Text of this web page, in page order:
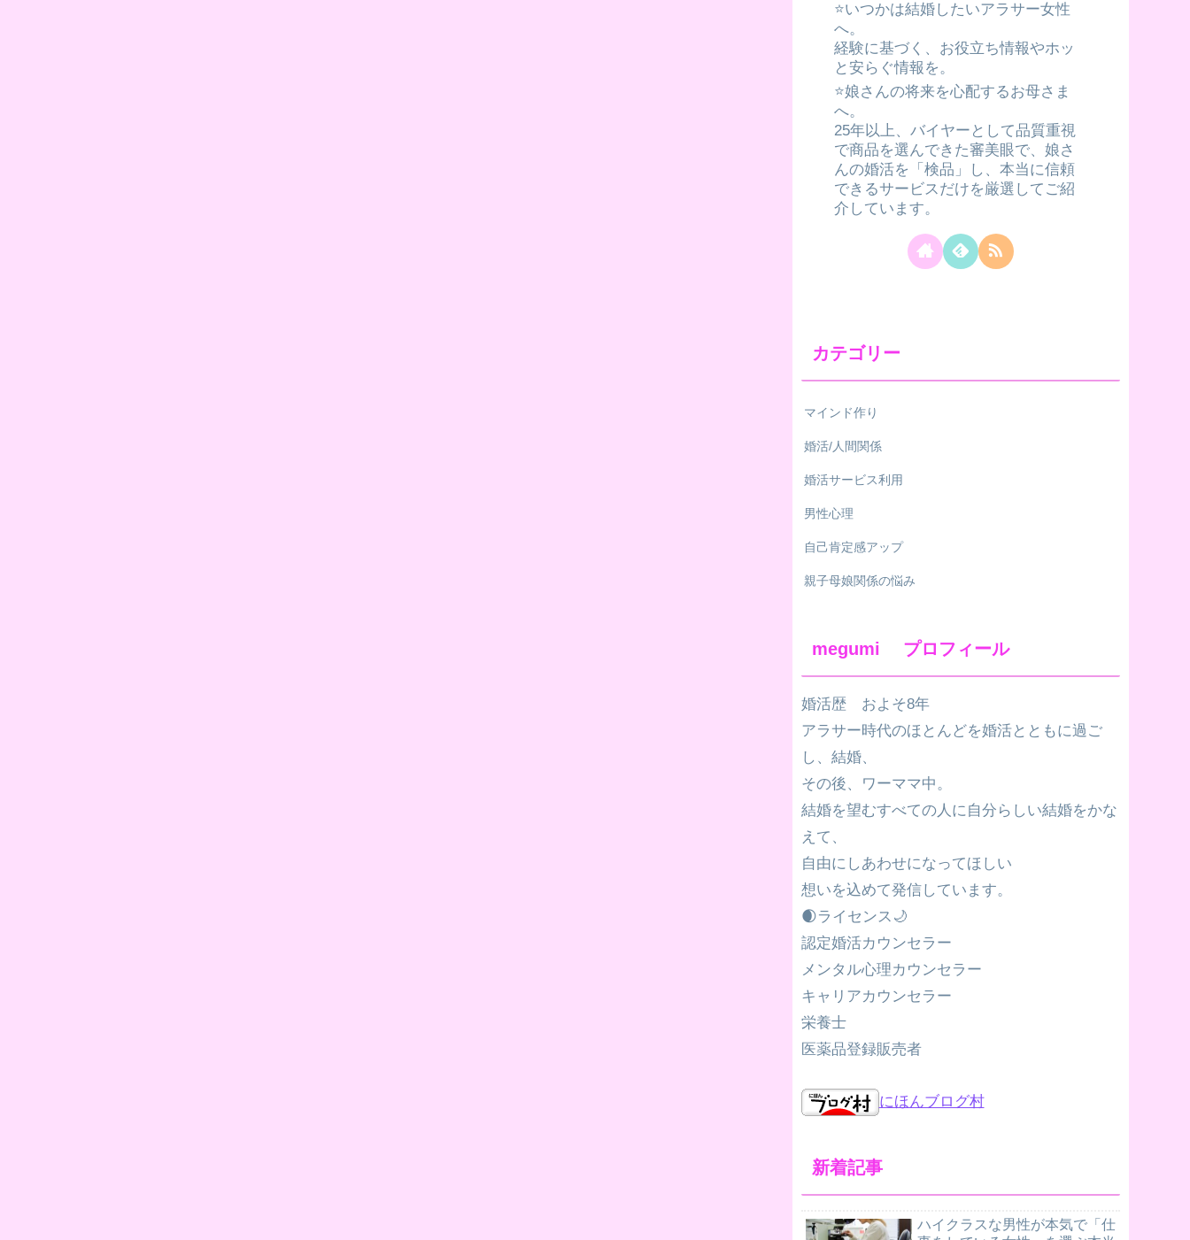
⭐️いつかは結婚したいアラサー女性
へ。
経験に基づく、お役立ち情報やホッ
と安らぐ情報を。
⭐️娘さんの将来を心配するお母さま
へ。
25年以上、バイヤーとして品質重視
で商品を選んできた審美眼で、娘さ
んの婚活を「検品」し、本当に信頼
できるサービスだけを厳選してご紹
介しています。
カテゴリー
マインド作り
婚活/人間関係
婚活サービス利用
男性心理
自己肯定感アップ
親子母娘関係の悩み
megumi プロフィール
婚活歴 およそ8年
アラサー時代のほとんどを婚活とともに過ご
し、結婚、
その後、ワーママ中。
結婚を望むすべての人に自分らしい結婚をかな
えて、
自由にしあわせになってほしい
想いを込めて発信しています。
🌒ライセンス🌙
認定婚活カウンセラー
メンタル心理カウンセラー
キャリアカウンセラー
栄養士
医薬品登録販売者
にほんブログ村
新着記事
ハイクラスな男性が本気で「仕